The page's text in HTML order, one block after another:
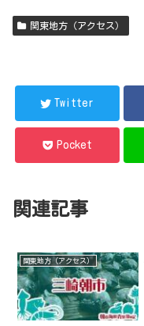
関東地方（アクセス）
Twitter
Pocket
関連記事
関東地方（アクセス）